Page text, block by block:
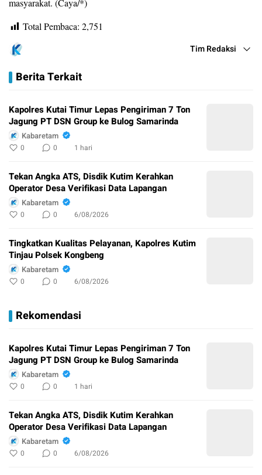
masyarakat. (Caya/*)
Total Pembaca: 2,751
Tim Redaksi
Berita Terkait
Kapolres Kutai Timur Lepas Pengiriman 7 Ton
Jagung PT DSN Group ke Bulog Samarinda
Kabaretam
0 0 1 hari
Tekan Angka ATS, Disdik Kutim Kerahkan
Operator Desa Verifikasi Data Lapangan
Kabaretam
0 0 6/08/2026
Tingkatkan Kualitas Pelayanan, Kapolres Kutim
Tinjau Polsek Kongbeng
Kabaretam
0 0 6/08/2026
Rekomendasi
Kapolres Kutai Timur Lepas Pengiriman 7 Ton
Jagung PT DSN Group ke Bulog Samarinda
Kabaretam
0 0 1 hari
Tekan Angka ATS, Disdik Kutim Kerahkan
Operator Desa Verifikasi Data Lapangan
Kabaretam
0 0 6/08/2026